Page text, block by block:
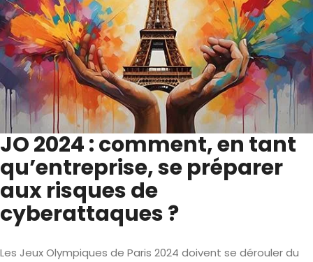
JO 2024 : comment, en tant
qu’entreprise, se préparer
aux risques de
cyberattaques ?
Les Jeux Olympiques de Paris 2024 doivent se dérouler du